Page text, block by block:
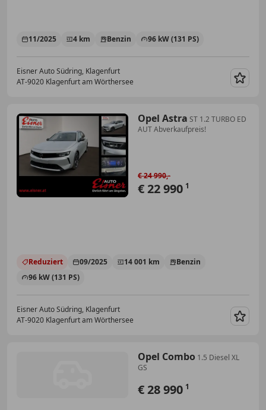
11/2025 4 km Benzin 96 kW (131 PS)
Eisner Auto Südring, Klagenfurt
AT-9020 Klagenfurt am Wörthersee
Opel Astra ST 1.2 TURBO ED
AUT Abverkaufpreis!
€ 22 990 1
€ 24 990,-
Reduziert 09/2025 14 001 km
Benzin
96 kW (131 PS)
Eisner Auto Südring, Klagenfurt
AT-9020 Klagenfurt am Wörthersee
Opel Combo 1.5 Diesel XL
GS
€ 28 990 1